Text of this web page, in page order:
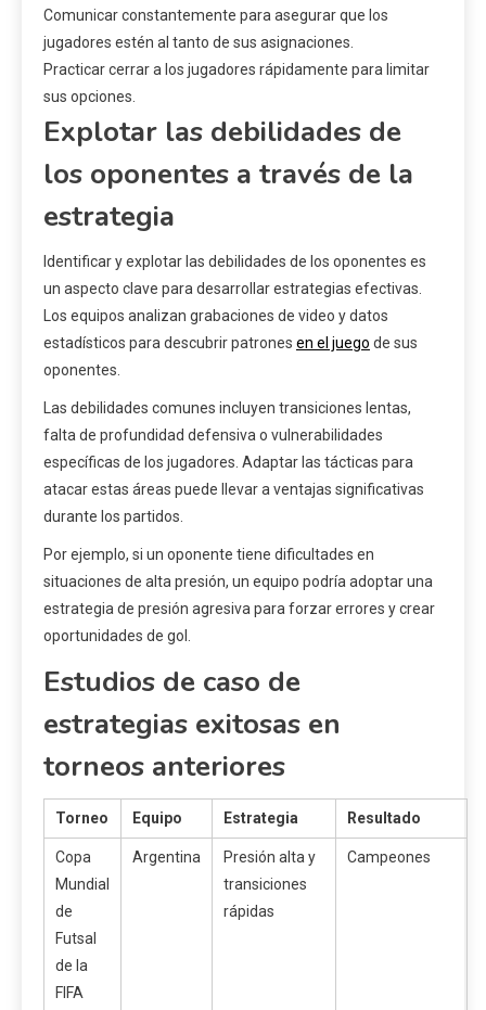
Comunicar constantemente para asegurar que los
jugadores estén al tanto de sus asignaciones.
Practicar cerrar a los jugadores rápidamente para limitar
sus opciones.
Explotar las debilidades de
los oponentes a través de la
estrategia
Identificar y explotar las debilidades de los oponentes es
un aspecto clave para desarrollar estrategias efectivas.
Los equipos analizan grabaciones de video y datos
estadísticos para descubrir patrones en el juego de sus
oponentes.
Las debilidades comunes incluyen transiciones lentas,
falta de profundidad defensiva o vulnerabilidades
específicas de los jugadores. Adaptar las tácticas para
atacar estas áreas puede llevar a ventajas significativas
durante los partidos.
Por ejemplo, si un oponente tiene dificultades en
situaciones de alta presión, un equipo podría adoptar una
estrategia de presión agresiva para forzar errores y crear
oportunidades de gol.
Estudios de caso de
estrategias exitosas en
torneos anteriores
Torneo Equipo Estrategia Resultado
Copa
Mundial
de
Futsal
de la
FIFA
Argentina
Presión alta y
transiciones
rápidas
Campeones